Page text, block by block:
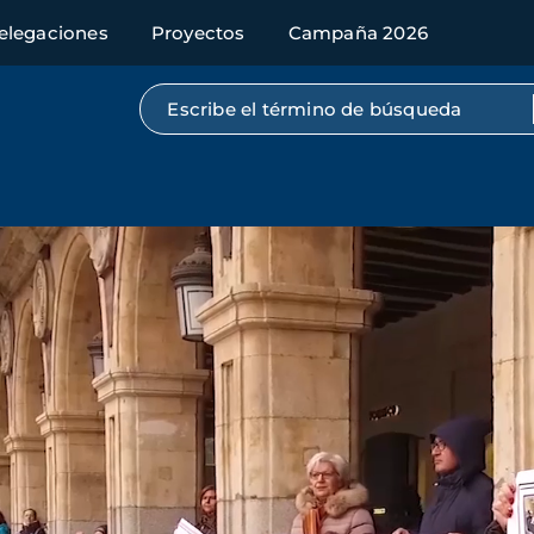
Proyectos Campaña 2026
Búsqueda por texto completo